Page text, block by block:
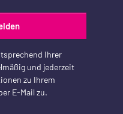
Ihrer
und jederzeit
zu Ihrem
E-Mail zu.